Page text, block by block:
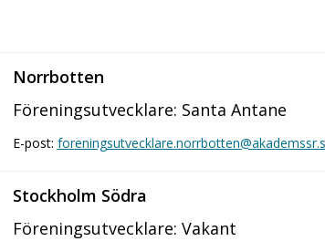
Norrbotten
Föreningsutvecklare: Santa Antane
E-post:
Stockholm Södra
Föreningsutvecklare: Vakant